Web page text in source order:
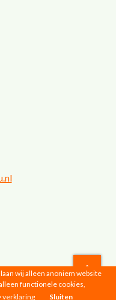
wij alleen anoniem website
functionele cookies,
verklaring Sluiten